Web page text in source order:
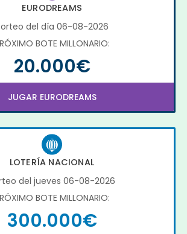
EURODREAMS
del día 06-08-2026
BOTE MILLONARIO:
20.000€
JUGAR EURODREAMS
LOTERÍA NACIONAL
del jueves 06-08-2026
BOTE MILLONARIO:
300.000€